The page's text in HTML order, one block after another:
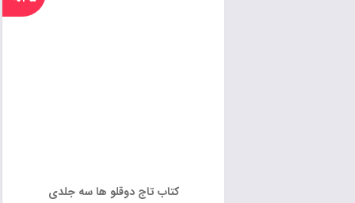
کتاب تاج دوقلو ها سه جلدی